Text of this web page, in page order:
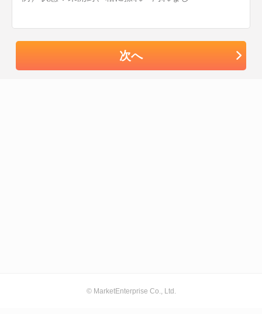
次へ
© MarketEnterprise Co., Ltd.